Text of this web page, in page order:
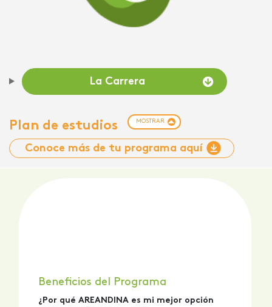
La Carrera
Plan de estudios MOSTRAR
Conoce más de tu programa aquí
Beneficios del Programa
¿Por qué AREANDINA es mi mejor opción